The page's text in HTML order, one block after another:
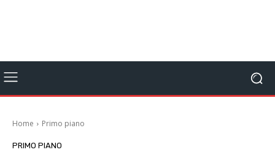
Home Primo piano
PRIMO PIANO